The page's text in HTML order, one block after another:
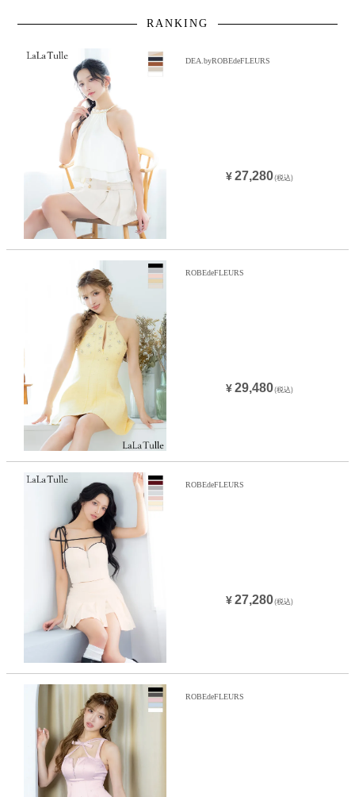
RANKING
DEA.byROBEdeFLEURS
¥27,280(税込)
ROBEdeFLEURS
¥29,480(税込)
ROBEdeFLEURS
¥27,280(税込)
ROBEdeFLEURS